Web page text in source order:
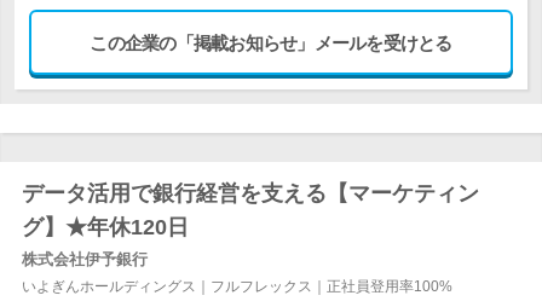
この企業の「掲載お知らせ」メールを受けとる
データ活用で銀行経営を支える【マーケティン
グ】★年休120日
株式会社伊予銀行
いよぎんホールディングス｜フルフレックス｜正社員登用率100%